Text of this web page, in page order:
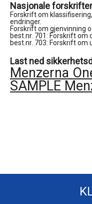
Nasjonale forskrifter
Forskrift om
endringer.
Forskrift om gjenvinning
best.nr. 701: Forskrift
best.nr. 703: Forskrift om
Last ned
Menzerna
SAMPLE